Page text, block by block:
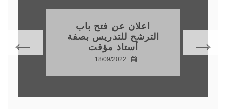
اعلان عن فتح باب
الترشح للتدريس بصفة
أستاذ مؤقت
18/09/2022